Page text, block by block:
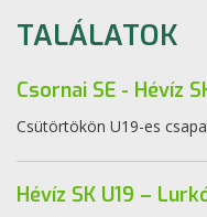
TALÁLATOK
Csornai SE - Hévíz
Csütörtökön U19-es
Hévíz SK U19 –